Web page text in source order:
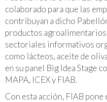
colaborado para que las
contribuyan a dicho
productos
sectoriales informativos
como lácteos, aceite de
en su panel Big Idea Stage
MAPA, ICEX y FIAB.
Con esta acción, FIAB pone